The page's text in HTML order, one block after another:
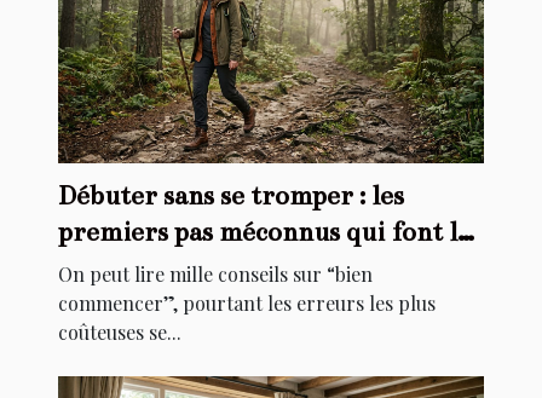
Débuter sans se tromper : les
premiers pas méconnus qui font la
différence
On peut lire mille conseils sur “bien
commencer”, pourtant les erreurs les plus
coûteuses se...